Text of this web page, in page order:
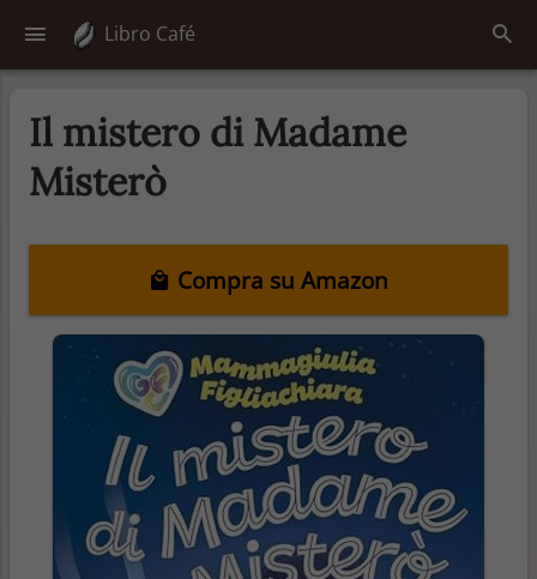
Libro Café
Il mistero di Madame
Misterò
Compra su Amazon